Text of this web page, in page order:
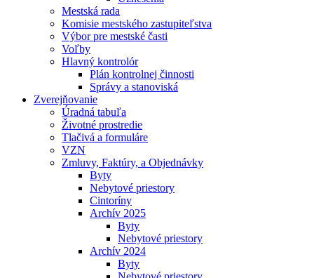
Mestská rada
Komisie mestského zastupiteľstva
Výbor pre mestské časti
Voľby
Hlavný kontrolór
Plán kontrolnej činnosti
Správy a stanoviská
Zverejňovanie
Úradná tabuľa
Životné prostredie
Tlačivá a formuláre
VZN
Zmluvy, Faktúry, a Objednávky
Byty
Nebytové priestory
Cintoríny
Archív 2025
Byty
Nebytové priestory
Archív 2024
Byty